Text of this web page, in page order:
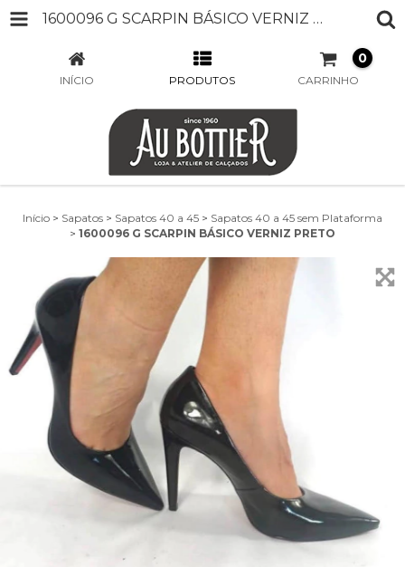
1600096 G SCARPIN BÁSICO VERNIZ PRETO
INÍCIO PRODUTOS CARRINHO
0
Início > Sapatos > Sapatos 40 a 45 > Sapatos 40 a 45 sem Plataforma
> 1600096 G SCARPIN BÁSICO VERNIZ PRETO